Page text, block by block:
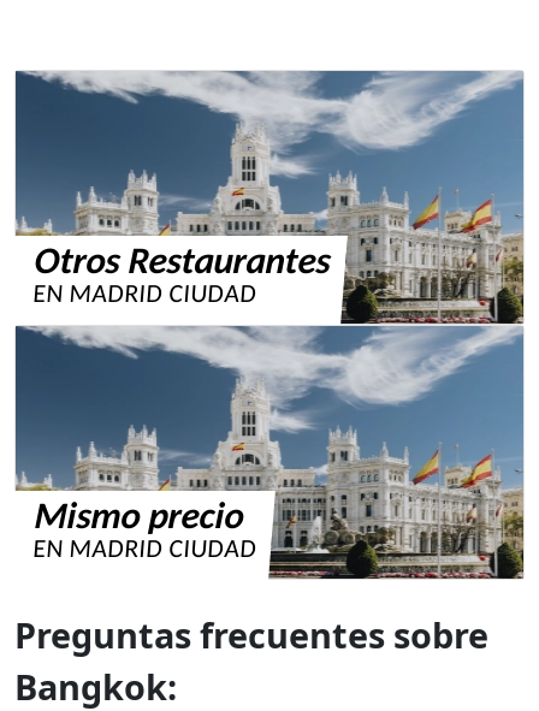
Otros Restaurantes
EN MADRID CIUDAD
Mismo precio
EN MADRID CIUDAD
Preguntas frecuentes sobre
Bangkok: